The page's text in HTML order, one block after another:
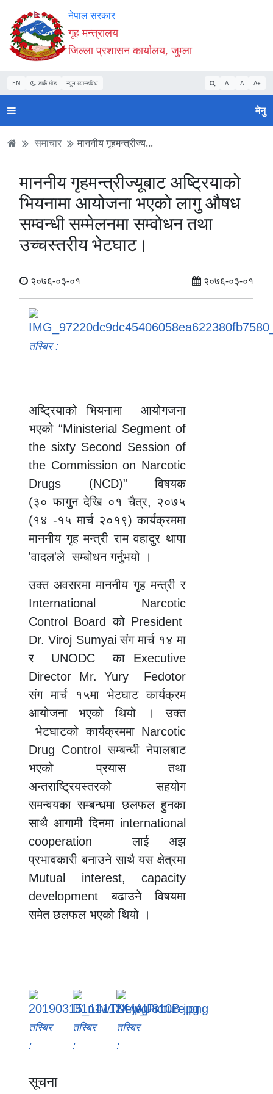
Accessibility
Mode
सुरु
गर्नुहोस्
सामाग्री
पढ्नुहाेस्
नेभिगेसन
पढ्नुहाेस्
वेबसाइट
खोजमा
जानुहोस्
नेपाल सरकार
गृह मन्त्रालय
जिल्ला प्रशासन कार्यालय, जुम्ला
EN डार्क मोड न्यून व्यान्डविथ A- A A+
मेनु
समाचार माननीय गृहमन्त्रीज्य...
माननीय गृहमन्त्रीज्यूबाट अष्ट्रियाको
भियनामा आयोजना भएको लागु ‌औषध
सम्वन्धी सम्मेलनमा सम्वोधन तथा
उच्चस्तरीय भेटघाट।
२०७६-०३-०१ २०७६-०३-०१
तस्बिर :
अष्ट्रियाको भियनामा आयोगजना
भएको “Ministerial Segment of
the sixty Second Session of
the Commission on Narcotic
Drugs (NCD)” विषयक
(३० फागुन देखि ०१ चैत्र, २०७५
(१४ -१५ मार्च २०१९) कार्यक्रममा
माननीय गृह मन्त्री राम वहादुर थापा
'वादल'ले सम्बोधन गर्नुभयो ।
उक्त अवसरमा माननीय गृह मन्त्री र
International Narcotic
Control Board को President
Dr. Viroj Sumyai संग मार्च १४ मा
र UNODC का Executive
Director Mr. Yury Fedotor
संग मार्च १५मा भेटघाट कार्यक्रम
आयोजना भएको थियो । उक्त
भेटघाटको कार्यक्रममा Narcotic
Drug Control सम्बन्धी नेपालबाट
भएको प्रयास तथा
अन्तराष्ट्रियस्तरको सहयोग
समन्वयका सम्बन्धमा छलफल हुनका
साथै आगामी दिनमा international
cooperation लाई अझ
प्रभावकारी बनाउने साथै यस क्षेत्रमा
Mutual interest, capacity
development बढाउने विषयमा
समेत छलफल भएको थियो ।
तस्बिर
:
तस्बिर
:
तस्बिर
:
सूचना